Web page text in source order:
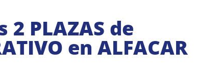
2 PLAZAS de
en ALFACAR